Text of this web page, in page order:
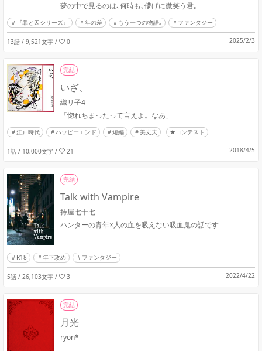
夢の中で見るのは､何時も､儚げに微笑う君｡
『罪と囚シリーズ』 年の差 もう一つの物語｡ ファンタジー
13話 / 9,521文字 / 0 2025/2/3
完結
いざ、
織リ子4
「惚れちまったって言えよ。なあ」
江戸時代 ハッピーエンド 短編 美丈夫 ★コンテスト
1話 / 10,000文字 / 21 2018/4/5
完結
Talk with Vampire
持屋七十七
ハンターの青年×人の血を吸えない吸血鬼の話です
R18 年下攻め ファンタジー
5話 / 26,103文字 / 3 2022/4/22
完結
月光
ryon*